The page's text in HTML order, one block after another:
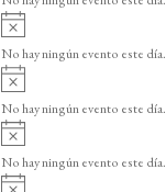
i
o
v
i
o
No hay ningún evento este día.
A
v
i
o
No hay ningún evento este día.
A
v
i
No hay ningún evento este día.
A